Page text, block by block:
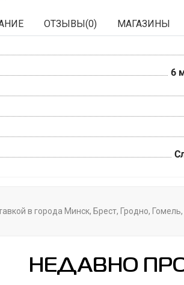
ОТЗЫВЫ(0) МАГАЗИНЫ
6
в города Минск, Брест, Гродно,
НЕДАВНО